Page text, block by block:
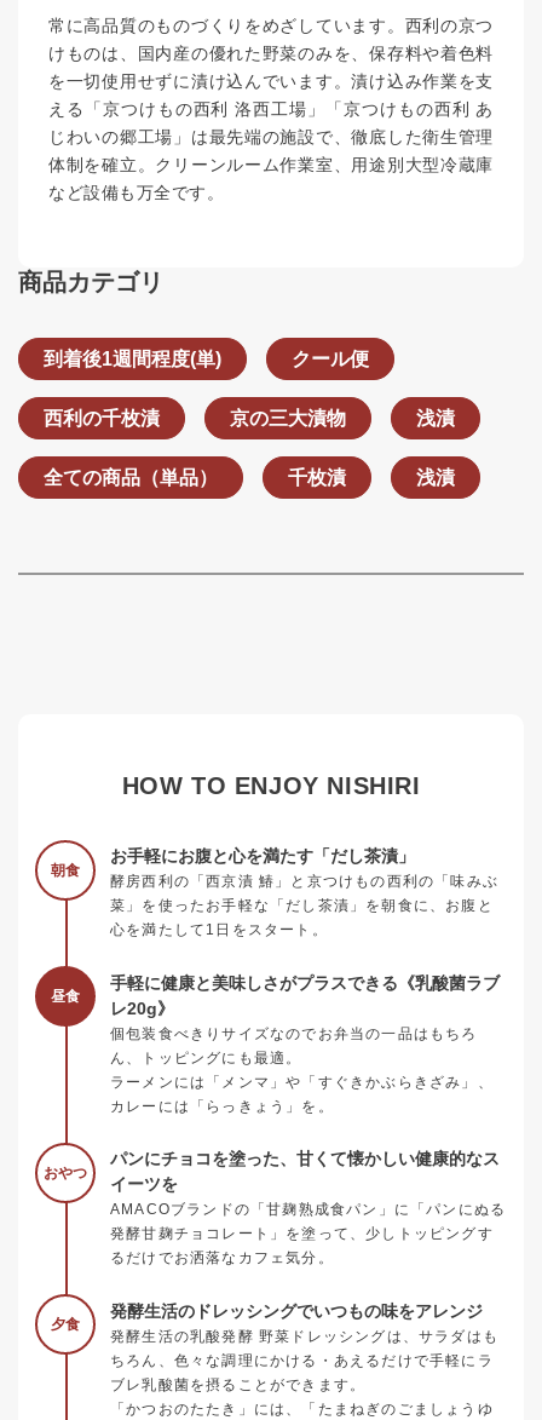
常に高品質のものづくりをめざしています。西利の京つ
けものは、国内産の優れた野菜のみを、保存料や着色料
を一切使用せずに漬け込んでいます。漬け込み作業を支
える「京つけもの西利 洛西工場」「京つけもの西利 あ
じわいの郷工場」は最先端の施設で、徹底した衛生管理
体制を確立。クリーンルーム作業室、用途別大型冷蔵庫
など設備も万全です。
商品カテゴリ
到着後1週間程度(単) クール便
西利の千枚漬 京の三大漬物 浅漬
全ての商品（単品） 千枚漬 浅漬
HOW TO ENJOY NISHIRI
朝食
お手軽にお腹と心を満たす「だし茶漬」
酵房西利の「西京漬 鰆」と京つけもの西利の「味みぶ
菜」を使ったお手軽な「だし茶漬」を朝食に、お腹と
心を満たして1日をスタート。
昼食
手軽に健康と美味しさがプラスできる《乳酸菌ラブ
レ20g》
個包装食べきりサイズなのでお弁当の一品はもちろ
ん、トッピングにも最適。
ラーメンには「メンマ」や「すぐきかぶらきざみ」、
カレーには「らっきょう」を。
おやつ
パンにチョコを塗った、甘くて懐かしい健康的なス
イーツを
AMACOブランドの「甘麹熟成食パン」に「パンにぬる
発酵甘麹チョコレート」を塗って、少しトッピングす
るだけでお洒落なカフェ気分。
夕食
発酵生活のドレッシングでいつもの味をアレンジ
発酵生活の乳酸発酵 野菜ドレッシングは、サラダはも
ちろん、色々な調理にかける・あえるだけで手軽にラ
ブレ乳酸菌を摂ることができます。
「かつおのたたき」には、「たまねぎのごましょうゆ